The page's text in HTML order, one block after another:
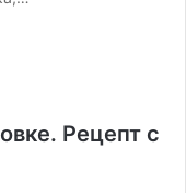
Рецепт с